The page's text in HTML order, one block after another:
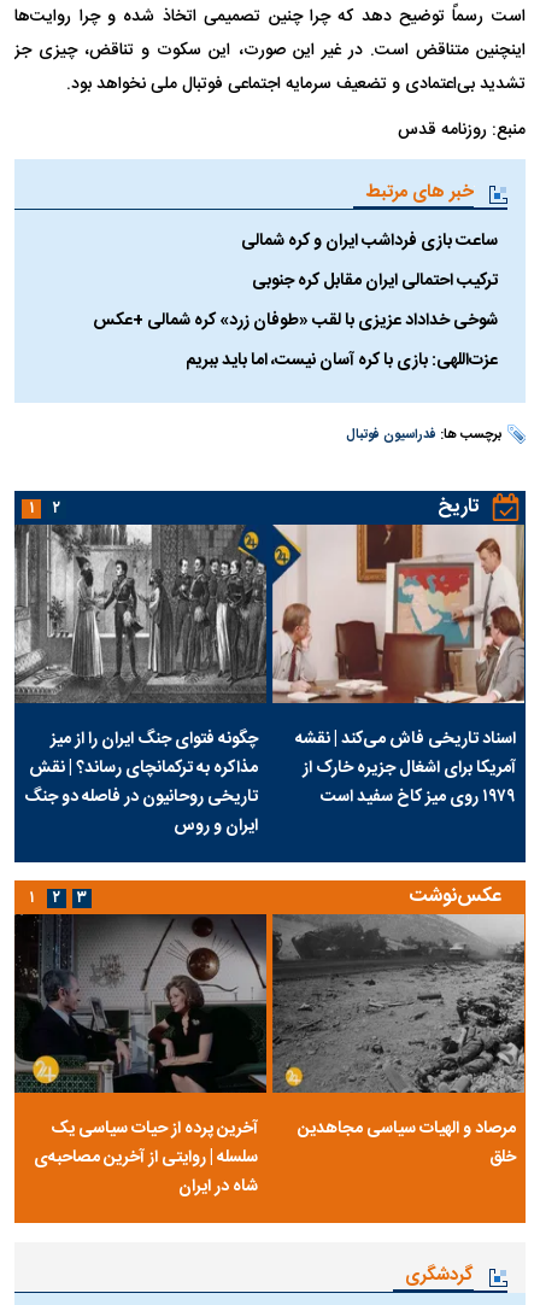
است رسماً توضیح دهد که چرا چنین تصمیمی اتخاذ شده و چرا روایت‌ها
اینچنین متناقض است. در غیر این صورت، این سکوت و تناقض، چیزی جز
تشدید بی‌اعتمادی و تضعیف سرمایه اجتماعی فوتبال ملی نخواهد بود.
منبع: روزنامه قدس
خبر های مرتبط
ساعت بازی فرداشب ایران و کره شمالی
ترکیب احتمالی ایران مقابل کره جنوبی
شوخی خداداد عزیزی با لقب «طوفان زرد» کره شمالی +عکس
عزت‌اللهی: بازی با کره آسان نیست، اما باید ببریم
برچسب ها: فدراسیون فوتبال
تاریخ
اسناد تاریخی فاش می‌کند | نقشه
آمریکا برای اشغال جزیره خارک از
۱۹۷۹ روی میز کاخ سفید است
چگونه فتوای جنگ ایران را از میز
مذاکره به ترکمانچای رساند؟ | نقش
تاریخی روحانیون در فاصله دو جنگ
ایران و روس
۱ ۲
عکس‌نوشت
مرصاد و الهیات سیاسی مجاهدین
خلق
آخرین پرده از حیات سیاسی یک
سلسله | روایتی از آخرین مصاحبه‌ی
شاه در ایران
۱ ۲ ۳
گردشگری